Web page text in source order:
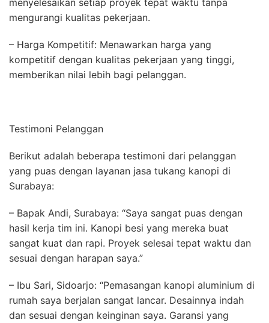
mengurangi kualitas pekerjaan.
– Harga Kompetitif: Menawarkan harga yang
kompetitif dengan kualitas pekerjaan yang tinggi,
memberikan nilai lebih bagi pelanggan.
Testimoni Pelanggan
Berikut adalah beberapa testimoni dari pelanggan
yang puas dengan layanan jasa tukang kanopi di
Surabaya:
– Bapak Andi, Surabaya: “Saya sangat puas dengan
hasil kerja tim ini. Kanopi besi yang mereka buat
sangat kuat dan rapi. Proyek selesai tepat waktu dan
sesuai dengan harapan saya.”
– Ibu Sari, Sidoarjo: “Pemasangan kanopi aluminium di
rumah saya berjalan sangat lancar. Desainnya indah
dan sesuai dengan keinginan saya. Garansi yang